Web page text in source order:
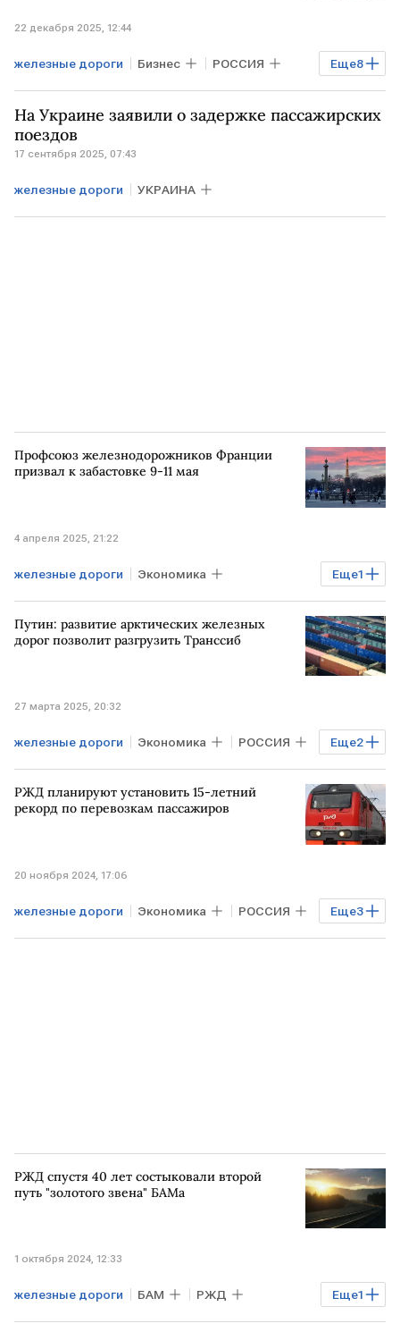
22 декабря 2025, 12:44
Еще8
железные дороги Бизнес РОССИЯ
МОСКВА САНКТ-ПЕТЕРБУРГ
КУЗБАСС Евраз
ВСМ Москва — Санкт-Петербург
железнодорожный транспорт
На Украине заявили о задержке пассажирских
поездов
17 сентября 2025, 07:43
железные дороги УКРАИНА
Профсоюз железнодорожников Франции
призвал к забастовке 9-11 мая
4 апреля 2025, 21:22
Еще1
железные дороги Экономика
ФРАНЦИЯ SNCF
Путин: развитие арктических железных
дорог позволит разгрузить Транссиб
27 марта 2025, 20:32
Еще2
железные дороги Экономика РОССИЯ
Владимир Путин АРКТИКА
РЖД планируют установить 15-летний
рекорд по перевозкам пассажиров
20 ноября 2024, 17:06
Еще3
железные дороги Экономика РОССИЯ
РЖД железнодорожные перевозки
РЖД спустя 40 лет состыковали второй
путь "золотого звена" БАМа
1 октября 2024, 12:33
Еще1
железные дороги БАМ РЖД
Забайкалье